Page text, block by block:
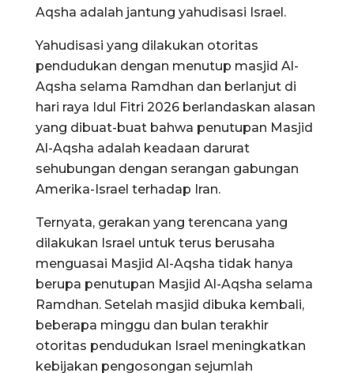
Aqsha adalah jantung yahudisasi Israel.
Yahudisasi yang dilakukan otoritas
pendudukan dengan menutup masjid Al-
Aqsha selama Ramdhan dan berlanjut di
hari raya Idul Fitri 2026 berlandaskan alasan
yang dibuat-buat bahwa penutupan Masjid
Al-Aqsha adalah keadaan darurat
sehubungan dengan serangan gabungan
Amerika-Israel terhadap Iran.
Ternyata, gerakan yang terencana yang
dilakukan Israel untuk terus berusaha
menguasai Masjid Al-Aqsha tidak hanya
berupa penutupan Masjid Al-Aqsha selama
Ramdhan. Setelah masjid dibuka kembali,
beberapa minggu dan bulan terakhir
otoritas pendudukan Israel meningkatkan
kebijakan pengosongan sejumlah